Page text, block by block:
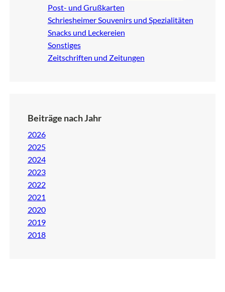
Post- und Grußkarten
Schriesheimer Souvenirs und Spezialitäten
Snacks und Leckereien
Sonstiges
Zeitschriften und Zeitungen
Beiträge nach Jahr
2026
2025
2024
2023
2022
2021
2020
2019
2018